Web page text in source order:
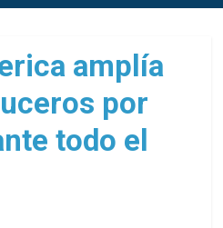
amplía
por
todo el